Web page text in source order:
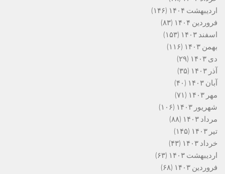
اردیبهشت ۱۴۰۴
(۱۴۶)
فروردین ۱۴۰۴
(۸۳)
اسفند ۱۴۰۳
(۱۵۳)
بهمن ۱۴۰۳
(۱۱۶)
دی ۱۴۰۳
(۲۹)
آذر ۱۴۰۳
(۳۵)
آبان ۱۴۰۳
(۴۰)
مهر ۱۴۰۳
(۷۱)
شهریور ۱۴۰۳
(۱۰۶)
مرداد ۱۴۰۳
(۸۸)
تیر ۱۴۰۳
(۱۴۵)
خرداد ۱۴۰۳
(۴۳)
اردیبهشت ۱۴۰۳
(۶۳)
فروردین ۱۴۰۳
(۶۸)